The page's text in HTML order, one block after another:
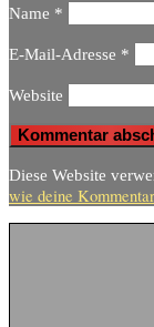
Name *
E-Mail-Adresse *
Website
Diese Website
wie deine